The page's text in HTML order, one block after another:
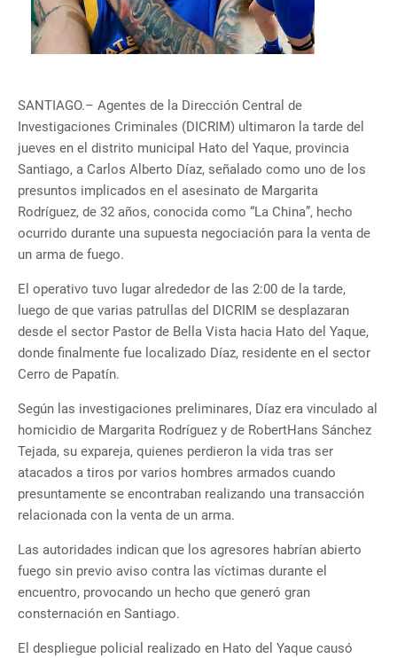
SANTIAGO.– Agentes de la Dirección Central de
Investigaciones Criminales (DICRIM) ultimaron la tarde del
jueves en el distrito municipal Hato del Yaque, provincia
Santiago, a Carlos Alberto Díaz, señalado como uno de los
presuntos implicados en el asesinato de Margarita
Rodríguez, de 32 años, conocida como “La China”, hecho
ocurrido durante una supuesta negociación para la venta de
un arma de fuego.
El operativo tuvo lugar alrededor de las 2:00 de la tarde,
luego de que varias patrullas del DICRIM se desplazaran
desde el sector Pastor de Bella Vista hacia Hato del Yaque,
donde finalmente fue localizado Díaz, residente en el sector
Cerro de Papatín.
Según las investigaciones preliminares, Díaz era vinculado al
homicidio de Margarita Rodríguez y de RobertHans Sánchez
Tejada, su expareja, quienes perdieron la vida tras ser
atacados a tiros por varios hombres armados cuando
presuntamente se encontraban realizando una transacción
relacionada con la venta de un arma.
Las autoridades indican que los agresores habrían abierto
fuego sin previo aviso contra las víctimas durante el
encuentro, provocando un hecho que generó gran
consternación en Santiago.
El despliegue policial realizado en Hato del Yaque causó